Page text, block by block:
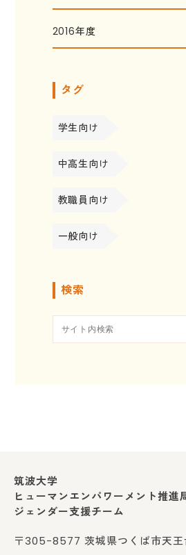
2016年度
タグ
学生向け
中高生向け
教職員向け
一般向け
検索
筑波大学
ヒューマンエンパワーメント推進
ジェンダー支援チーム
〒305-8577 茨城県つくば市天王